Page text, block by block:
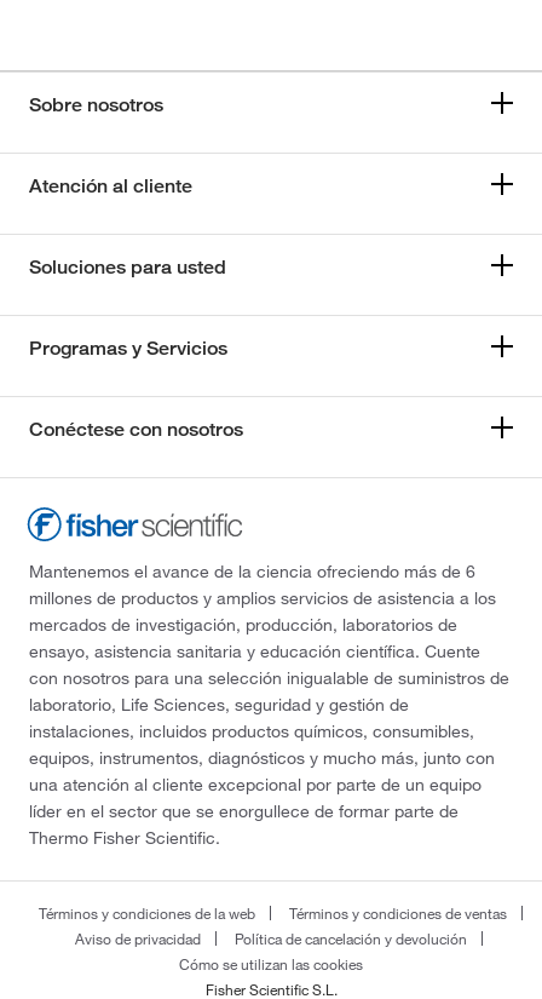
Sobre nosotros
Atención al cliente
Soluciones para usted
Programas y Servicios
Conéctese con nosotros
Mantenemos el avance de la ciencia ofreciendo más de 6
millones de productos y amplios servicios de asistencia a los
mercados de investigación, producción, laboratorios de
ensayo, asistencia sanitaria y educación científica. Cuente
con nosotros para una selección inigualable de suministros de
laboratorio, Life Sciences, seguridad y gestión de
instalaciones, incluidos productos químicos, consumibles,
equipos, instrumentos, diagnósticos y mucho más, junto con
una atención al cliente excepcional por parte de un equipo
líder en el sector que se enorgullece de formar parte de
Thermo Fisher Scientific.
Términos y condiciones de la web
Términos y condiciones de ventas
Aviso de privacidad
Política de cancelación y devolución
Cómo se utilizan las cookies
Fisher Scientific S.L.